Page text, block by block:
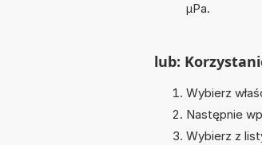
µPa.
lub:
Wybierz
Następnie
Wybierz z